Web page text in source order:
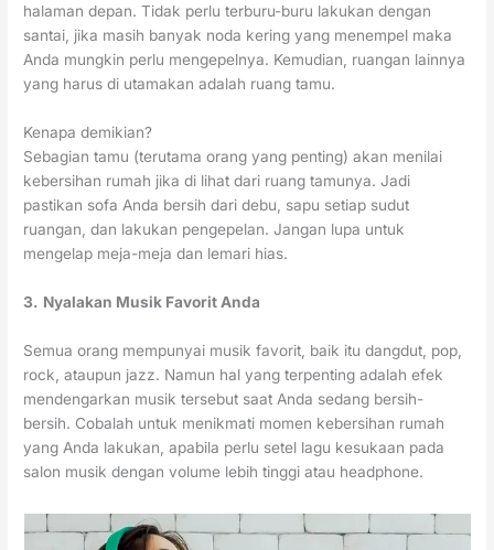
halaman depan. Tidak perlu terburu-buru lakukan dengan
santai, jika masih banyak noda kering yang menempel maka
Anda mungkin perlu mengepelnya. Kemudian, ruangan lainnya
yang harus di utamakan adalah ruang tamu.
Kenapa demikian?
Sebagian tamu (terutama orang yang penting) akan menilai
kebersihan rumah jika di lihat dari ruang tamunya. Jadi
pastikan sofa Anda bersih dari debu, sapu setiap sudut
ruangan, dan lakukan pengepelan. Jangan lupa untuk
mengelap meja-meja dan lemari hias.
3. Nyalakan Musik Favorit Anda
Semua orang mempunyai musik favorit, baik itu dangdut, pop,
rock, ataupun jazz. Namun hal yang terpenting adalah efek
mendengarkan musik tersebut saat Anda sedang bersih-
bersih. Cobalah untuk menikmati momen kebersihan rumah
yang Anda lakukan, apabila perlu setel lagu kesukaan pada
salon musik dengan volume lebih tinggi atau headphone.